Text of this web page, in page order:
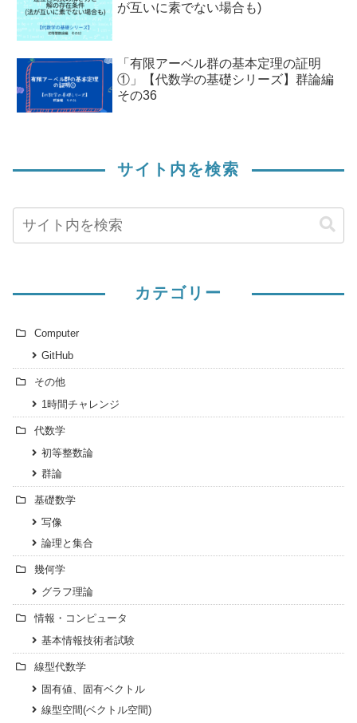
が互いに素でない場合も)
「有限アーベル群の基本定理の証明
①」【代数学の基礎シリーズ】群論編
その36
サイト内を検索
カテゴリー
Computer
GitHub
その他
1時間チャレンジ
代数学
初等整数論
群論
基礎数学
写像
論理と集合
幾何学
グラフ理論
情報・コンピュータ
基本情報技術者試験
線型代数学
固有値、固有ベクトル
線型空間(ベクトル空間)